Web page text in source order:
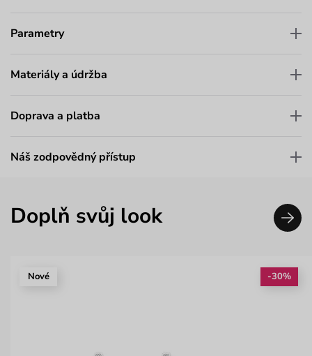
Parametry
Materiály a údržba
Doprava a platba
Náš zodpovědný přístup
Doplň svůj look
Nové -30%